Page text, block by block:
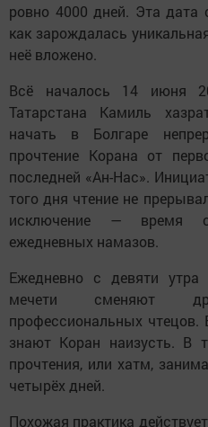
ровно 4000 дней. Эта дата
как зарождалась
неё вложено.
Всё началось 14 июня
Татарстана Камиль
начать в Болгаре
прочтение Корана от
последней «Ан-Нас».
того дня чтение не
исключение — время
ежедневных намазов.
Ежедневно с девяти
мечети сменяют
профессиональных
знают Коран наизусть. В
прочтения, или хатм,
четырёх дней.
Похожая практика